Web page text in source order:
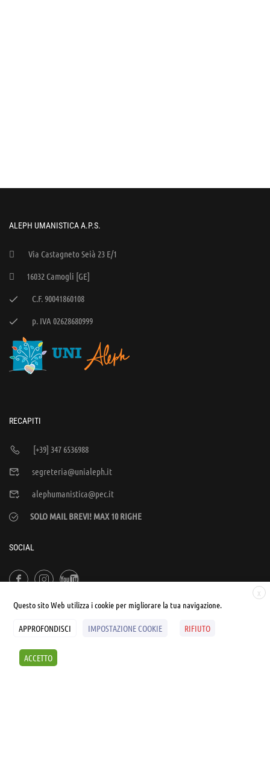
ALEPH UMANISTICA A.P.S.
Via Castagneto Seià 23 E/1
16032 Camogli [GE]
C.F. 90041860108
p. IVA 02628680999
RECAPITI
[+39] 347 6536988
segreteria@unialeph.it
alephumanistica@pec.it
SOLO MAIL BREVI! MAX 10 RIGHE
SOCIAL
Sintesi e liberatorie
X
Questo sito Web utilizza i cookie per migliorare la tua navigazione.
APPROFONDISCI IMPOSTAZIONE COOKIE RIFIUTO
ACCETTO